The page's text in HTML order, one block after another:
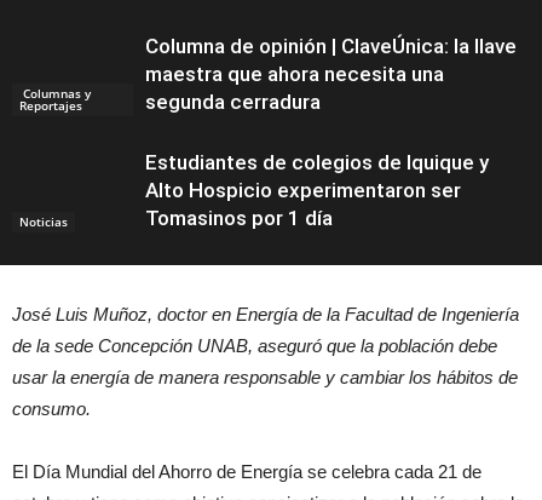
Columnas y
Reportajes
Columna de opinión | ClaveÚnica: la llave
maestra que ahora necesita una
segunda cerradura
Noticias
Estudiantes de colegios de Iquique y
Alto Hospicio experimentaron ser
Tomasinos por 1 día
José Luis Muñoz, doctor en Energía de la Facultad de Ingeniería
de la sede Concepción UNAB, aseguró que la población debe
usar la energía de manera responsable y cambiar los hábitos de
consumo.
El Día Mundial del Ahorro de Energía se celebra cada 21 de